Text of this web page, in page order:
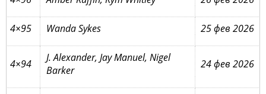
4×95 Wanda Sykes 25 фев 2026
4×94
J. Alexander, Jay Manuel, Nigel
Barker
24 фев 2026